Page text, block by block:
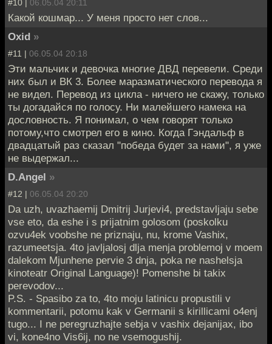
#10 | 06.05.04 20:11
Какой кошмар... У меня просто нет слов...
Oxid »
#11 | 06.05.04 20:18
Эти мальчик и девочка многие ДВД перевели. Среди
них был и ВК 3. Более маразматического перевода я
не видел. Перевод из цикла - ничего не скажу, только
ты догадайся по голосу. Ни малейшего намека на
дословность. Я понимал, о чем говорят только
потому,что смотрел его в кино. Когда Гэндальф в
двадцатый раз сказал "победа будет за нами", я уже
не выдержал...
D.Angel »
#12 | 06.05.04 20:20
Da uzh, uvazhaemij Dmitrij Jurjevi4, predstavljaju sebe
vse eto, da eshe i s prijatnim golosom (poskolku
ozvu4ek voobshe ne priznaju, nu, krome Vashix,
razumeetsja. 4to javljalosj dlja menja problemoj v moem
dalekom Mjunhene pervie 3 dnja, poka ne nashelsja
kinoteatr Original Language)! Pomenshe bi takix
perevodov...
P.S. - Spasibo za to, 4to moju latinicu propustili v
kommentarii, potomu kak v Germanii s kirillicami o4enj
tugo... I ne peregruzhajte sebja v vashix dejanijax, ibo
vi, kone4no Vis6ij, no ne vsemogushij.